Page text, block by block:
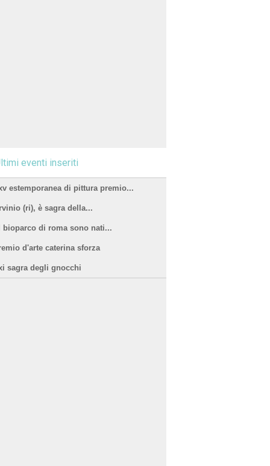
eventi inseriti
estemporanea di pittura premio...
(ri), è sagra della...
bioparco di roma sono nati...
d'arte caterina sforza
sagra degli gnocchi